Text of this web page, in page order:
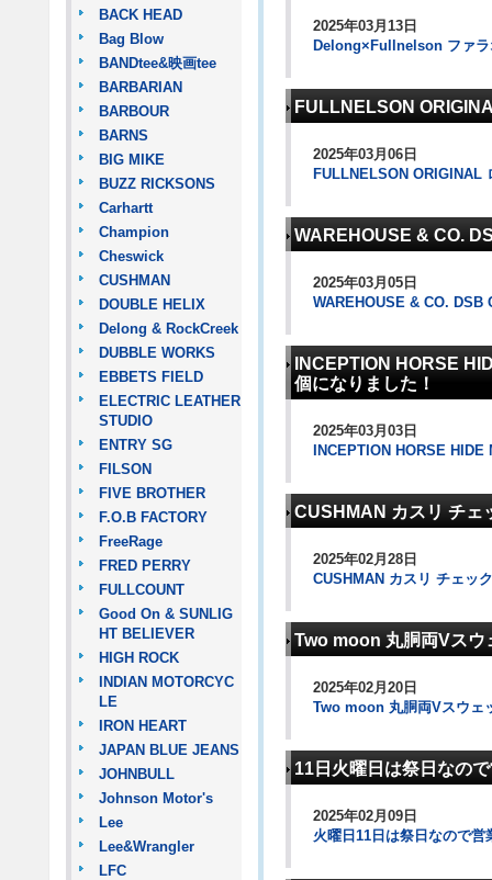
BACK HEAD
Bag Blow
BANDtee&映画tee
BARBARIAN
BARBOUR
BARNS
BIG MIKE
BUZZ RICKSONS
Carhartt
Champion
Cheswick
CUSHMAN
DOUBLE HELIX
Delong & RockCreek
DUBBLE WORKS
EBBETS FIELD
ELECTRIC LEATHER
STUDIO
ENTRY SG
FILSON
FIVE BROTHER
F.O.B FACTORY
FreeRage
FRED PERRY
FULLCOUNT
Good On & SUNLIG
HT BELIEVER
HIGH ROCK
INDIAN MOTORCYC
LE
IRON HEART
JAPAN BLUE JEANS
JOHNBULL
Johnson Motor's
Lee
Lee&Wrangler
LFC
2025年03月13日
Delong×Fullnelson ファラ
FULLNELSON
2025年03月06日
FULLNELSON ORIGINAL
WAREHOUSE & CO.
2025年03月05日
WAREHOUSE & CO. DSB
INCEPTION HORSE
個になりました！
2025年03月03日
INCEPTION HORSE
CUSHMAN カスリ チェ
2025年02月28日
CUSHMAN カスリ チェッ
Two moon 丸胴両Vスウ
2025年02月20日
Two moon 丸胴両Vスウェ
11日火曜日は祭日なの
2025年02月09日
火曜日11日は祭日なので営